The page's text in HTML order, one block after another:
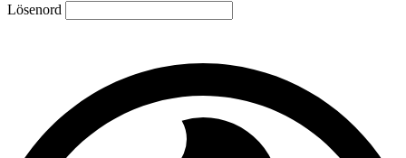
Lösenord